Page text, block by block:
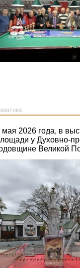
мая 2026 года, в
у Духовно-
Великой